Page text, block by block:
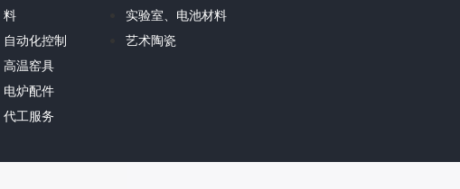
料
自动化控制
高温窑具
电炉配件
代工服务
实验室、电池材料
艺术陶瓷